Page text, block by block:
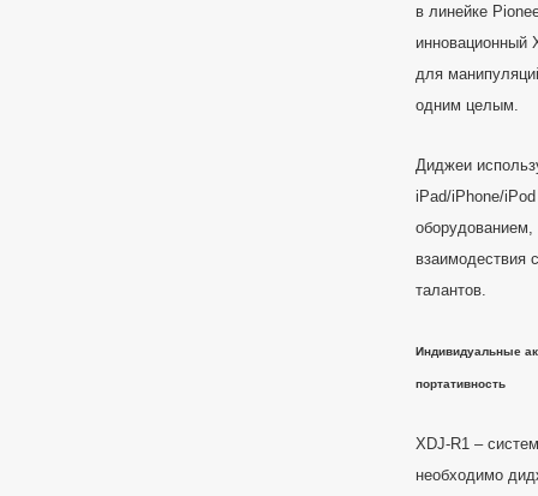
в линейке
инновационный
для
одним целым.
Диджеи
iPad/iPhone/
взаимодествия
талантов.
Индивидуальные
портативность
XDJ-R1 –
необходимо